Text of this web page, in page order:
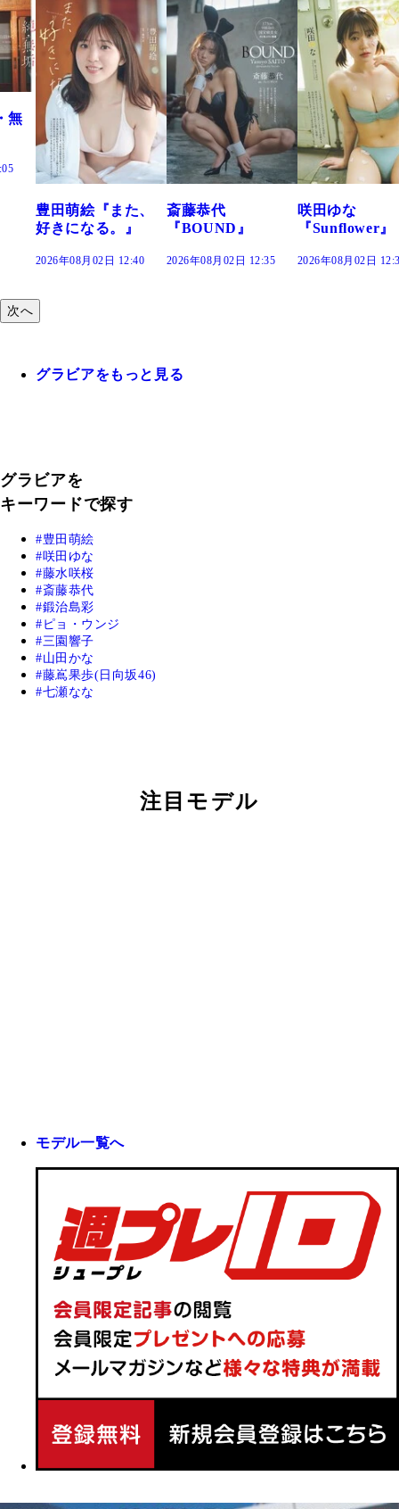
斎藤恭代
『BOUND』
2026年08月02日 12:35
咲田ゆな
『Sunflower』
2026年08月02日 12:30
藤水咲桜『花
だまり』
2026年08月02日
次へ
グラビアをもっと見る
グラビアを
キーワードで探す
豊田萌絵
咲田ゆな
藤水咲桜
斎藤恭代
鍛治島彩
ピョ・ウンジ
三園響子
山田かな
藤嶌果歩(日向坂46)
七瀬なな
注目モデル
モデル一覧へ